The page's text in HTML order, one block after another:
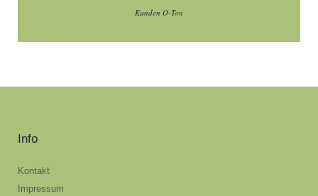
Kunden O-Ton
Info
Kontakt
Impressum